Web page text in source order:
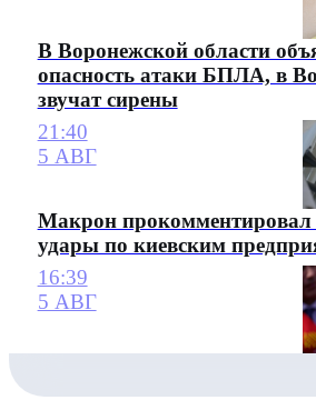
В Воронежской области
опасность атаки БПЛА, в
звучат сирены
21:40
5 АВГ
Макрон
удары по киевским
16:39
5 АВГ